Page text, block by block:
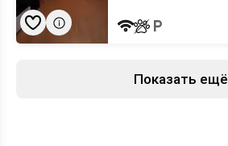
на
карте
Показать ещё